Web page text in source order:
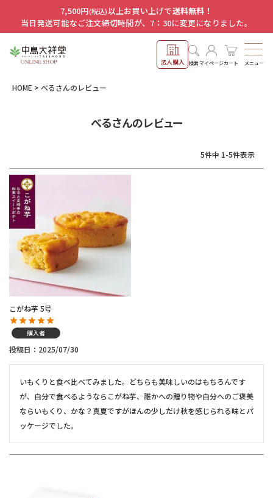
7,500円(税込)以上お買い上げで送料無料！
当日発送可能なご注文締切時間が、7：30に変更になりました。
法人購入 検索マイページカート メニュー
HOME べるさんのレビュー
べるさんのレビュー
5件中 1-5件表示
こがね芋 5号
購入者
投稿日 2025/07/30
いもくりと食べ比べてみました。どちらも美味しいのはもちろんです
が、自分で食べるようならこがね芋、誰かへの贈り物や自分へのご褒美
ならいもくり、かな？真夏ですがほんの少しだけ秋を感じられる味とパ
ッケージでした。